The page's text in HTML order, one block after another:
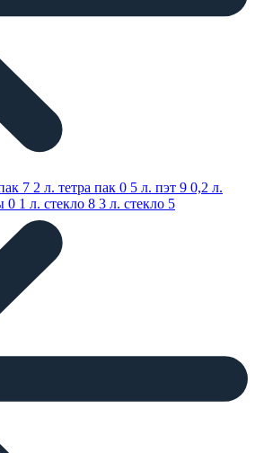
7 2 л. тетра пак 0 5 л. пэт 9 0,2 л.
0 1 л. стекло 8 3 л. стекло 5